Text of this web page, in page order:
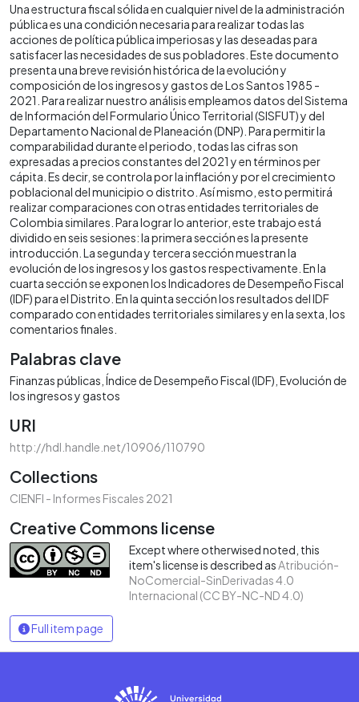
Una estructura fiscal sólida en cualquier nivel de la administración
pública es una condición necesaria para realizar todas las
acciones de política pública imperiosas y las deseadas para
satisfacer las necesidades de sus pobladores. Este documento
presenta una breve revisión histórica de la evolución y
composición de los ingresos y gastos de Los Santos 1985 -
2021. Para realizar nuestro análisis empleamos datos del Sistema
de Información del Formulario Único Territorial (SISFUT) y del
Departamento Nacional de Planeación (DNP). Para permitir la
comparabilidad durante el periodo, todas las cifras son
expresadas a precios constantes del 2021 y en términos per
cápita. Es decir, se controla por la inflación y por el crecimiento
poblacional del municipio o distrito. Así mismo, esto permitirá
realizar comparaciones con otras entidades territoriales de
Colombia similares. Para lograr lo anterior, este trabajo está
dividido en seis sesiones: la primera sección es la presente
introducción. La segunda y tercera sección muestran la
evolución de los ingresos y los gastos respectivamente. En la
cuarta sección se exponen los Indicadores de Desempeño Fiscal
(IDF) para el Distrito. En la quinta sección los resultados del IDF
comparado con entidades territoriales similares y en la sexta, los
comentarios finales.
Palabras clave
Finanzas públicas Índice de Desempeño Fiscal (IDF) Evolución de
los ingresos y gastos
URI
http://hdl.handle.net/10906/110790
Collections
CIENFI - Informes Fiscales 2021
Creative Commons license
Except where otherwised noted, this
item's license is described asAtribución-
NoComercial-SinDerivadas 4.0
Internacional (CC BY-NC-ND 4.0)
Full item page